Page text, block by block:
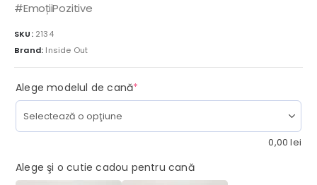
#EmoțiiPozitive
SKU: 2134
Brand: Inside Out
Alege modelul de cană*
0,00lei
Alege şi o cutie cadou pentru cană